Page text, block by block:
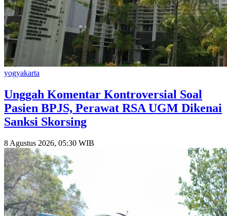
yogyakarta
Unggah Komentar Kontroversial Soal
Pasien BPJS, Perawat RSA UGM Dikenai
Sanksi Skorsing
8 Agustus 2026, 05:30 WIB